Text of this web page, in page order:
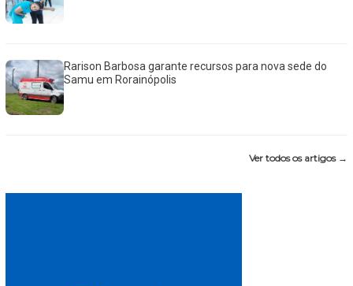
Rarison Barbosa garante recursos para nova sede do
Samu em Rorainópolis
Ver todos os artigos →